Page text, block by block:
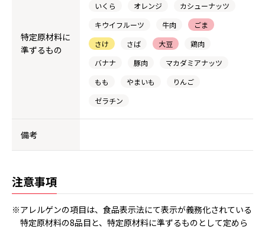
特定原材料に
準ずるもの
いくら
オレンジ
カシューナッツ
キウイフルーツ
牛肉
ごま
さけ
さば 大豆
鶏肉
バナナ
豚肉
マカダミアナッツ
もも
やまいも
りんご
ゼラチン
備考
注意事項
※アレルゲンの項目は、食品表示法にて表示が義務化されている
特定原材料の8品目と、特定原材料に準ずるものとして定めら